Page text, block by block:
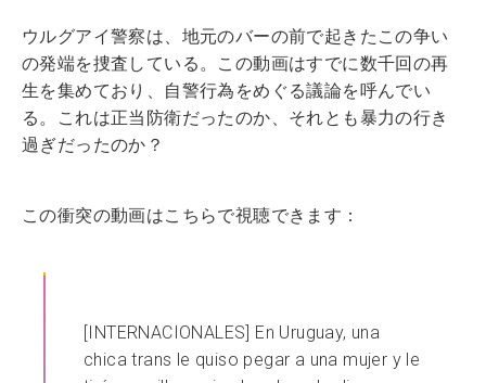
ウルグアイ警察は、地元のバーの前で起きたこの争い
の発端を捜査している。この動画はすでに数千回の再
生を集めており、自警行為をめぐる議論を呼んでい
る。これは正当防衛だったのか、それとも暴力の行き
過ぎだったのか？
この衝突の動画はこちらで視聴できます：
[INTERNACIONALES] En Uruguay, una
chica trans le quiso pegar a una mujer y le